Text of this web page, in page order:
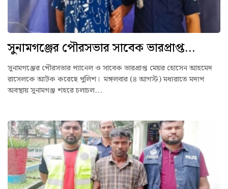
সুনামগঞ্জের পৌরসভার সাবেক ভারপ্রাপ্ত...
সুনামগঞ্জের পৌরসভার প্যানেল ও সাবেক ভারপ্রাপ্ত মেয়র হোসেন আহমেদ
রাসেলকে আটক করেছে পুলিশ। মঙ্গলবার (৪ আগস্ট) মধ্যরাতে মদ্যপ
অবস্থায় সুনামগঞ্জ শহরে চলাচল...